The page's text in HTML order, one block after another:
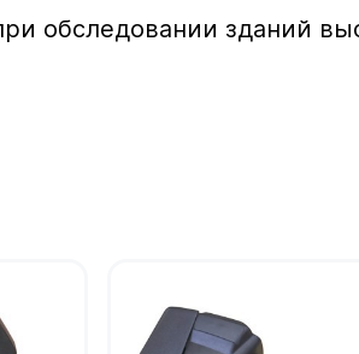
обследовании зданий